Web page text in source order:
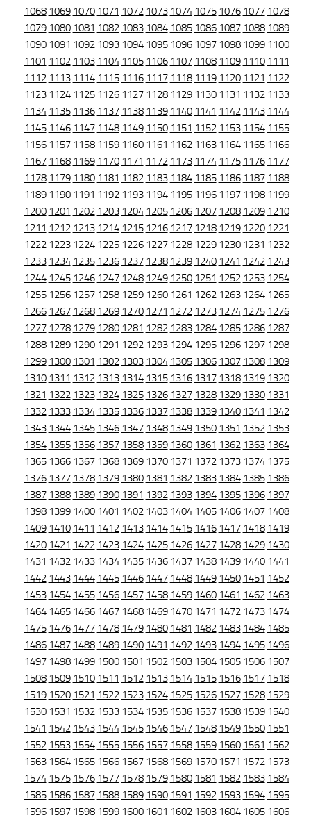
1068 1069 1070 1071 1072 1073 1074 1075 1076 1077 1078
1079 1080 1081 1082 1083 1084 1085 1086 1087 1088 1089
1090 1091 1092 1093 1094 1095 1096 1097 1098 1099 1100
1101 1102 1103 1104 1105 1106 1107 1108 1109 1110 1111
1112 1113 1114 1115 1116 1117 1118 1119 1120 1121 1122
1123 1124 1125 1126 1127 1128 1129 1130 1131 1132 1133
1134 1135 1136 1137 1138 1139 1140 1141 1142 1143 1144
1145 1146 1147 1148 1149 1150 1151 1152 1153 1154 1155
1156 1157 1158 1159 1160 1161 1162 1163 1164 1165 1166
1167 1168 1169 1170 1171 1172 1173 1174 1175 1176 1177
1178 1179 1180 1181 1182 1183 1184 1185 1186 1187 1188
1189 1190 1191 1192 1193 1194 1195 1196 1197 1198 1199
1200 1201 1202 1203 1204 1205 1206 1207 1208 1209 1210
1211 1212 1213 1214 1215 1216 1217 1218 1219 1220 1221
1222 1223 1224 1225 1226 1227 1228 1229 1230 1231 1232
1233 1234 1235 1236 1237 1238 1239 1240 1241 1242 1243
1244 1245 1246 1247 1248 1249 1250 1251 1252 1253 1254
1255 1256 1257 1258 1259 1260 1261 1262 1263 1264 1265
1266 1267 1268 1269 1270 1271 1272 1273 1274 1275 1276
1277 1278 1279 1280 1281 1282 1283 1284 1285 1286 1287
1288 1289 1290 1291 1292 1293 1294 1295 1296 1297 1298
1299 1300 1301 1302 1303 1304 1305 1306 1307 1308 1309
1310 1311 1312 1313 1314 1315 1316 1317 1318 1319 1320
1321 1322 1323 1324 1325 1326 1327 1328 1329 1330 1331
1332 1333 1334 1335 1336 1337 1338 1339 1340 1341 1342
1343 1344 1345 1346 1347 1348 1349 1350 1351 1352 1353
1354 1355 1356 1357 1358 1359 1360 1361 1362 1363 1364
1365 1366 1367 1368 1369 1370 1371 1372 1373 1374 1375
1376 1377 1378 1379 1380 1381 1382 1383 1384 1385 1386
1387 1388 1389 1390 1391 1392 1393 1394 1395 1396 1397
1398 1399 1400 1401 1402 1403 1404 1405 1406 1407 1408
1409 1410 1411 1412 1413 1414 1415 1416 1417 1418 1419
1420 1421 1422 1423 1424 1425 1426 1427 1428 1429 1430
1431 1432 1433 1434 1435 1436 1437 1438 1439 1440 1441
1442 1443 1444 1445 1446 1447 1448 1449 1450 1451 1452
1453 1454 1455 1456 1457 1458 1459 1460 1461 1462 1463
1464 1465 1466 1467 1468 1469 1470 1471 1472 1473 1474
1475 1476 1477 1478 1479 1480 1481 1482 1483 1484 1485
1486 1487 1488 1489 1490 1491 1492 1493 1494 1495 1496
1497 1498 1499 1500 1501 1502 1503 1504 1505 1506 1507
1508 1509 1510 1511 1512 1513 1514 1515 1516 1517 1518
1519 1520 1521 1522 1523 1524 1525 1526 1527 1528 1529
1530 1531 1532 1533 1534 1535 1536 1537 1538 1539 1540
1541 1542 1543 1544 1545 1546 1547 1548 1549 1550 1551
1552 1553 1554 1555 1556 1557 1558 1559 1560 1561 1562
1563 1564 1565 1566 1567 1568 1569 1570 1571 1572 1573
1574 1575 1576 1577 1578 1579 1580 1581 1582 1583 1584
1585 1586 1587 1588 1589 1590 1591 1592 1593 1594 1595
1596 1597 1598 1599 1600 1601 1602 1603 1604 1605 1606